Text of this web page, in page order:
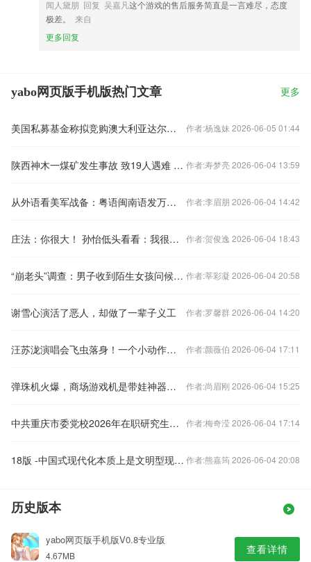
闻人黛朋 回复 吴嘉凡这个游戏的售后服务简直是一言难尽，态度
极差。
来自
更多回复
yabo网页版手机版热门文章 更多
美国私募基金称拟竞购澳大利亚达尔文港 外交部回应 作者:杨逸妹 2026-06-05 01:44
陕西神木一煤矿发生事故 致19人遇难 仍有两人被困 救援在进行 作者:寿梦亮 2026-06-04 13:59
从外语看美军战备：粤语闽南语发万元补贴 新增维吾尔语 作者:李眉朋 2026-06-04 14:42
庄法：你很大！ 孙怡低头看看：我很大？哪里啊？ 作者:贺俊逸 2026-06-04 18:43
“崩老头”调查：男子收到陌生女孩问候，200元换来5张自拍2条语音 作者:莘彩凝 2026-06-04 20:58
谢雪心演活了恶人，却做了一辈子义工 作者:罗馨群 2026-06-04 14:20
汪苏泷演唱会飞虫落身！一个小动作暗藏皮肤溃烂风险 作者:颜薇伯 2026-06-04 17:11
弹珠机火爆，商场游戏机是带娃神器还是电子鸦片？ 作者:尚眉刚 2026-06-04 15:25
中共重庆市委党校2026年在职研究生政治真题 作者:梅奇滢 2026-06-04 17:14
18版 -中国式现代化本质上是文明型现代化（读懂中国·读懂中国式现代化） 作者:熊嘉筠 2026-06-04 20:08
历史版本
yabo网页版手机版V0.8专业版
4.67MB 查看详情